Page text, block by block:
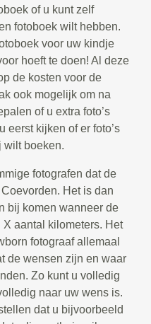
of u kunt zelf
fotoboek wilt hebben.
voor uw kindje
hoeft te doen! Al deze
de kosten voor de
ook mogelijk om na
of u extra foto’s
eerst kijken of er foto’s
wilt boeken.
fotografen dat de
Het is dan
bij komen wanneer de
aantal kilometers. Het
fotograaf allemaal
de wensen zijn en waar
Zo kunt u volledig
naar uw wens is.
dat u bijvoorbeeld